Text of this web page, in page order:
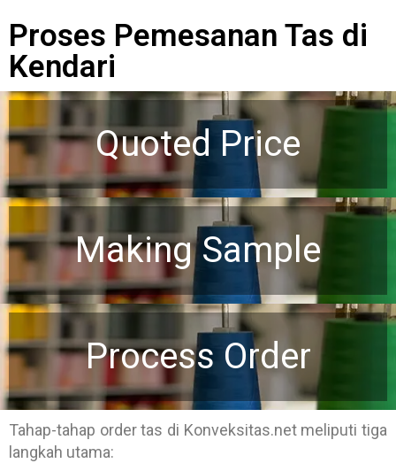
Proses Pemesanan Tas di
Kendari
Quoted Price
Making Sample
Process Order
Tahap-tahap order tas di Konveksitas.net meliputi tiga
langkah utama: